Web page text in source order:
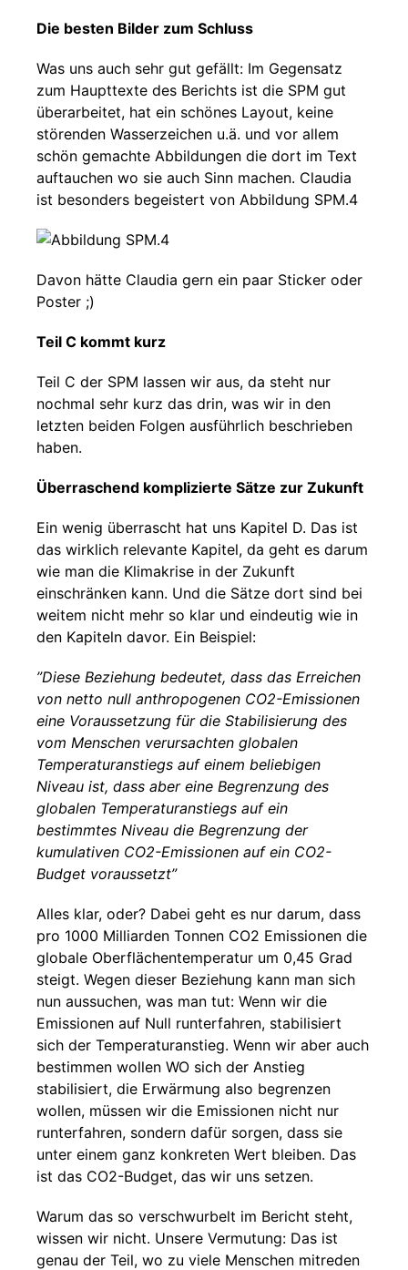
Die besten Bilder zum Schluss
Was uns auch sehr gut gefällt: Im Gegensatz
zum Haupttexte des Berichts ist die SPM gut
überarbeitet, hat ein schönes Layout, keine
störenden Wasserzeichen u.ä. und vor allem
schön gemachte Abbildungen die dort im Text
auftauchen wo sie auch Sinn machen. Claudia
ist besonders begeistert von Abbildung SPM.4
Davon hätte Claudia gern ein paar Sticker oder
Poster ;)
Teil C kommt kurz
Teil C der SPM lassen wir aus, da steht nur
nochmal sehr kurz das drin, was wir in den
letzten beiden Folgen ausführlich beschrieben
haben.
Überraschend komplizierte Sätze zur Zukunft
Ein wenig überrascht hat uns Kapitel D. Das ist
das wirklich relevante Kapitel, da geht es darum
wie man die Klimakrise in der Zukunft
einschränken kann. Und die Sätze dort sind bei
weitem nicht mehr so klar und eindeutig wie in
den Kapiteln davor. Ein Beispiel:
”Diese Beziehung bedeutet, dass das Erreichen
von netto null anthropogenen CO2-Emissionen
eine Voraussetzung für die Stabilisierung des
vom Menschen verursachten globalen
Temperaturanstiegs auf einem beliebigen
Niveau ist, dass aber eine Begrenzung des
globalen Temperaturanstiegs auf ein
bestimmtes Niveau die Begrenzung der
kumulativen CO2-Emissionen auf ein CO2-
Budget voraussetzt”
Alles klar, oder? Dabei geht es nur darum, dass
pro 1000 Milliarden Tonnen CO2 Emissionen die
globale Oberflächentemperatur um 0,45 Grad
steigt. Wegen dieser Beziehung kann man sich
nun aussuchen, was man tut: Wenn wir die
Emissionen auf Null runterfahren, stabilisiert
sich der Temperaturanstieg. Wenn wir aber auch
bestimmen wollen WO sich der Anstieg
stabilisiert, die Erwärmung also begrenzen
wollen, müssen wir die Emissionen nicht nur
runterfahren, sondern dafür sorgen, dass sie
unter einem ganz konkreten Wert bleiben. Das
ist das CO2-Budget, das wir uns setzen.
Warum das so verschwurbelt im Bericht steht,
wissen wir nicht. Unsere Vermutung: Das ist
genau der Teil, wo zu viele Menschen mitreden